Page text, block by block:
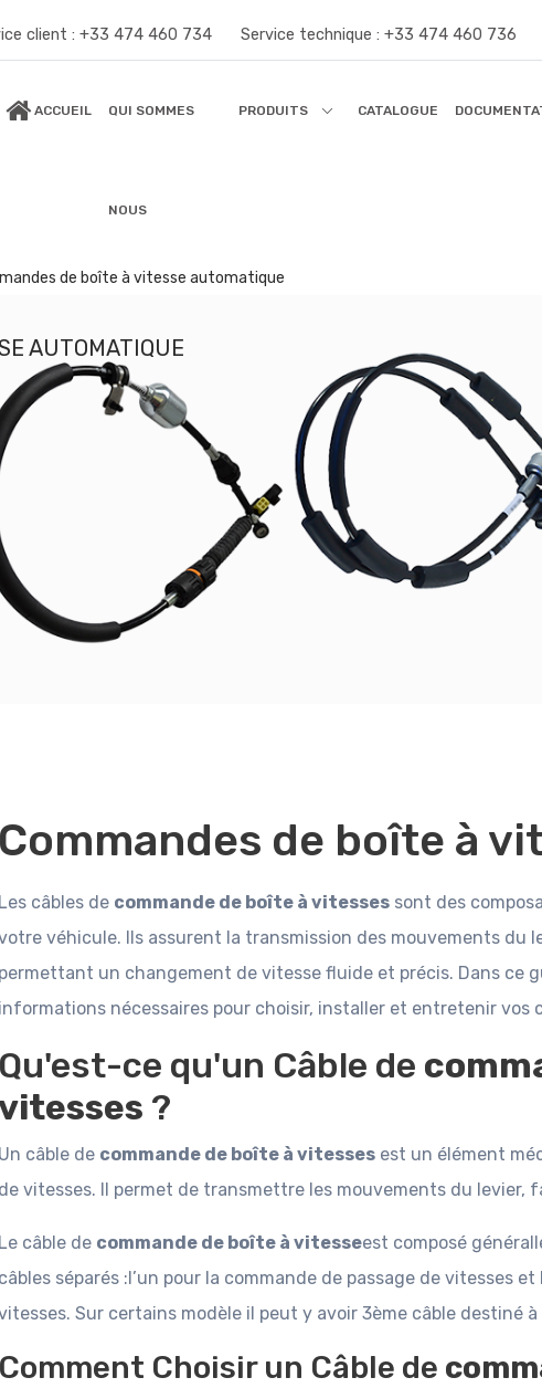
client :+33 474 460 734 Service technique :+33 474 460 736
ACCUEIL QUI SOMMES
NOUS
PRODUITS CATALOGUE
de boîte à vitesse automatique
AUTOMATIQUE
Commandes de boîte à
Les câbles de commande de boîte à vitessessont des
véhicule. Ils assurent la transmission des mouvements du
permettant un changement de vitesse fluide et précis. Dans ce
informations nécessaires pour choisir, installer et entretenir vos
Qu'est-ce qu'un Câble de
?
Un câble de commande de boîte à vitessesest un élément
de vitesses. Il permet de transmettre les mouvements du levier,
Le câble de commande de boîte à vitesseest composé
câbles séparés :l’un pour la commande de passage de vitesses
Sur certains modèle il peut y avoir 3ème câble destiné
Comment Choisir un Câble de